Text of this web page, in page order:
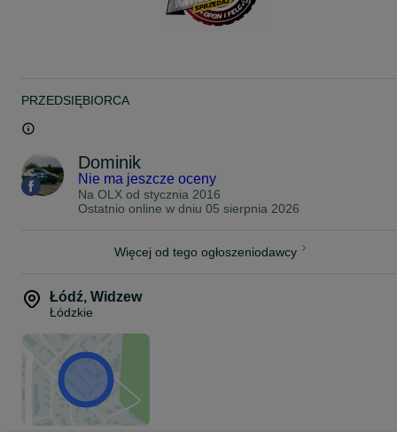
Zapraszam na nasze inne aukcje
PRZEDSIĘBIORCA
Dominik
Nie ma jeszcze oceny
Na OLX od stycznia 2016
Ostatnio online w dniu 05 sierpnia 2026
Więcej od tego ogłoszeniodawcy
Łódź, Widzew
Łódzkie